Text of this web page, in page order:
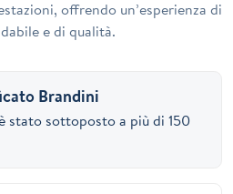
offrendo un’esperienza di
e di qualità.
Brandini
stato sottoposto a più di 150